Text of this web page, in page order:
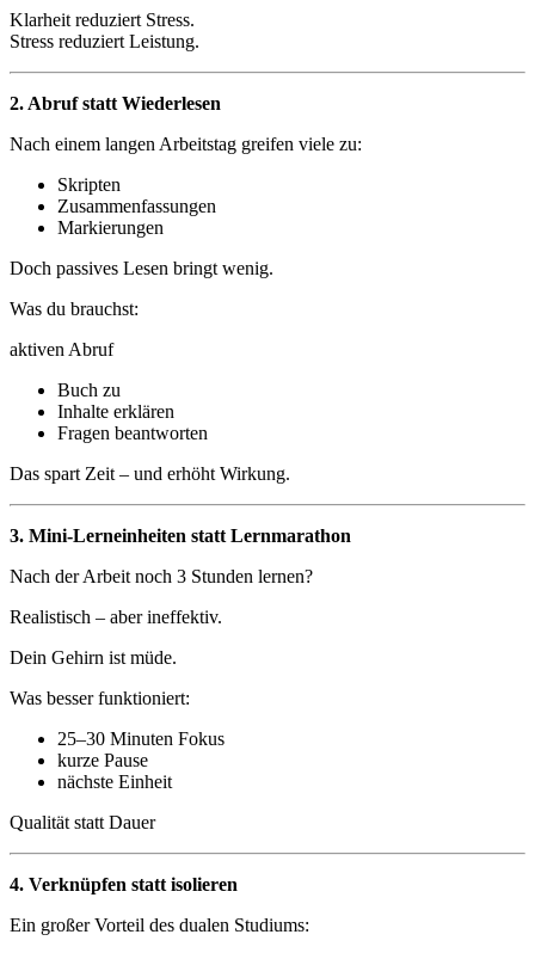
Klarheit reduziert Stress.
Stress reduziert Leistung.
2. Abruf statt Wiederlesen
Nach einem langen Arbeitstag greifen viele zu:
Skripten
Zusammenfassungen
Markierungen
Doch passives Lesen bringt wenig.
Was du brauchst:
aktiven Abruf
Buch zu
Inhalte erklären
Fragen beantworten
Das spart Zeit – und erhöht Wirkung.
3. Mini-Lerneinheiten statt Lernmarathon
Nach der Arbeit noch 3 Stunden lernen?
Realistisch – aber ineffektiv.
Dein Gehirn ist müde.
Was besser funktioniert:
25–30 Minuten Fokus
kurze Pause
nächste Einheit
Qualität statt Dauer
4. Verknüpfen statt isolieren
Ein großer Vorteil des dualen Studiums: